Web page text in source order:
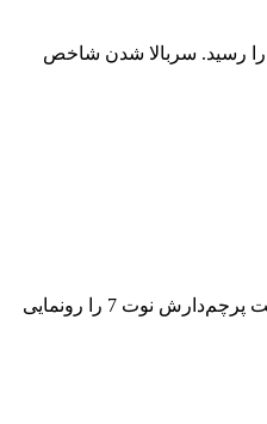
روز چهارشنبهشاخص بورس و اوراق بهادار تهران در پایان معاملات امروز به 793 واحد رشد کرد و به ارتفاع 77 هزار و 883 واحدی را رسید. سربالا شدن شاخص
پوشش زنده از مراسم رونمایی گلکسی نوت 7/ به روز رسانیپس از ماه‌ها شایعه، درز تصاویر و ویدئوهای مختلف سامسونگ سرانجام دقایقی پیش در مراسم Unpacked خود فبلت پرچم‌دارش نوت 7 را رونمایی